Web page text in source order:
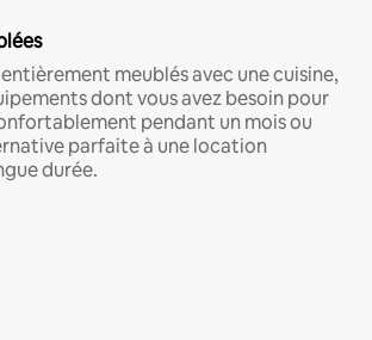
meublés avec une cuisine,
dont vous avez besoin pour
pendant un mois ou
parfaite à une location
durée.